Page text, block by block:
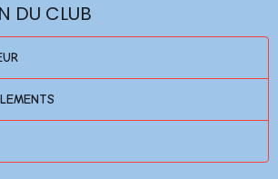
DU CLUB